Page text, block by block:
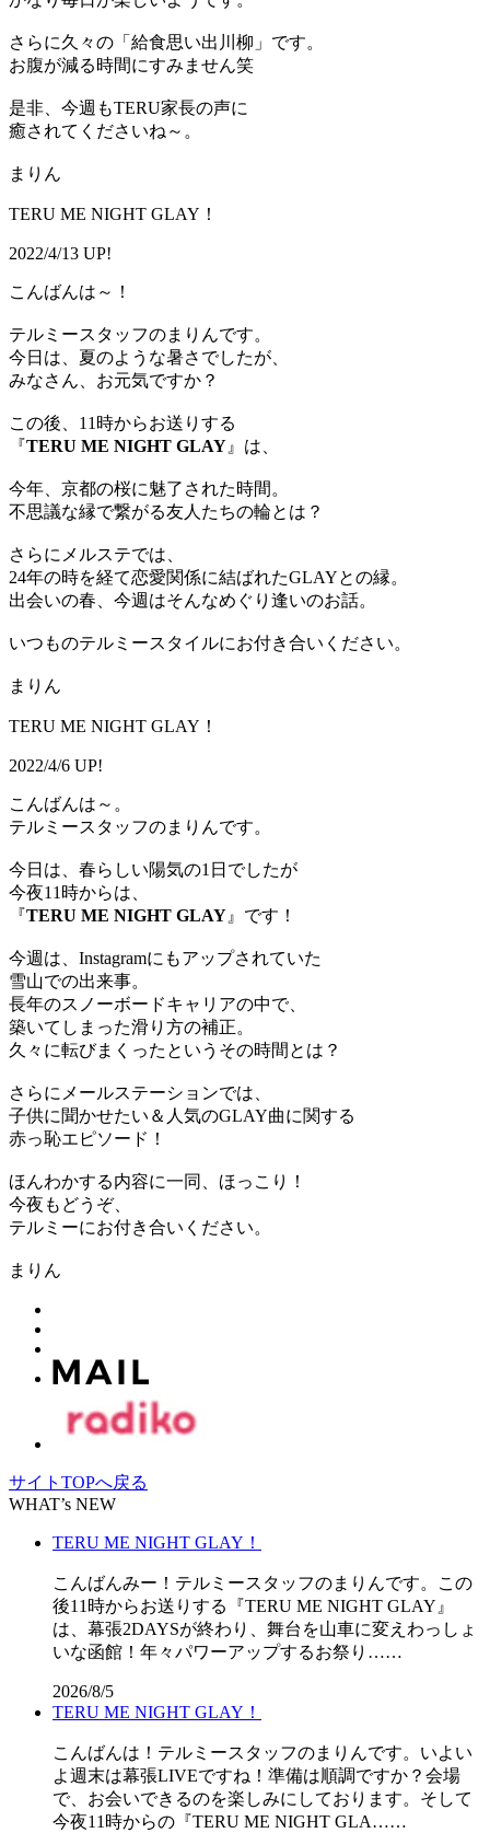
さらに久々の「給食思い出川柳」です。
お腹が減る時間にすみません笑
是非、今週もTERU家長の声に
癒されてくださいね～。
まりん
TERU ME NIGHT GLAY！
2022/4/13 UP!
こんばんは～！
テルミースタッフのまりんです。
今日は、夏のような暑さでしたが、
みなさん、お元気ですか？
この後、11時からお送りする
『TERU ME NIGHT GLAY 』は、
今年、京都の桜に魅了された時間。
不思議な縁で繋がる友人たちの輪とは？
さらにメルステでは、
24年の時を経て恋愛関係に結ばれたGLAYとの縁。
出会いの春、今週はそんなめぐり逢いのお話。
いつものテルミースタイルにお付き合いください。
まりん
TERU ME NIGHT GLAY！
2022/4/6 UP!
こんばんは～。
テルミースタッフのまりんです。
今日は、春らしい陽気の1日でしたが
今夜11時からは、
『TERU ME NIGHT GLAY 』です！
今週は、Instagramにもアップされていた
雪山での出来事。
長年のスノーボードキャリアの中で、
築いてしまった滑り方の補正。
久々に転びまくったというその時間とは？
さらにメールステーションでは、
子供に聞かせたい＆人気のGLAY曲に関する
赤っ恥エピソード！
ほんわかする内容に一同、ほっこり！
今夜もどうぞ、
テルミーにお付き合いください。
まりん
サイトTOPへ戻る
WHAT’s NEW
TERU ME NIGHT GLAY！
こんばんみー！テルミースタッフのまりんです。この
後11時からお送りする『TERU ME NIGHT GLAY』
は、幕張2DAYSが終わり、舞台を山車に変えわっしょ
いな函館！年々パワーアップするお祭り……
2026/8/5
TERU ME NIGHT GLAY！
こんばんは！テルミースタッフのまりんです。いよい
よ週末は幕張LIVEですね！準備は順調ですか？会場
で、お会いできるのを楽しみにしております。そして
今夜11時からの『TERU ME NIGHT GLA……